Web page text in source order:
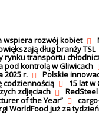
wspiera rozwój kobiet
dług branży TSL
transportu
pod kontrolą w Gliwicach
2025 r.
Polskie
codziennością
15 lat w
zdjęciach
of the Year”
WorldFood już za tydzień